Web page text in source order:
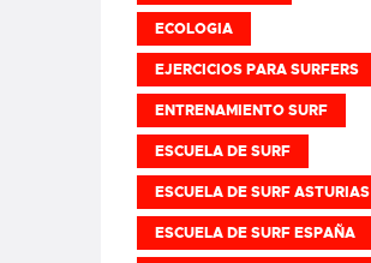
ECOLOGIA
EJERCICIOS PARA SURFERS
ENTRENAMIENTO SURF
ESCUELA DE SURF
ESCUELA DE SURF ASTURIAS
ESCUELA DE SURF ESPAÑA